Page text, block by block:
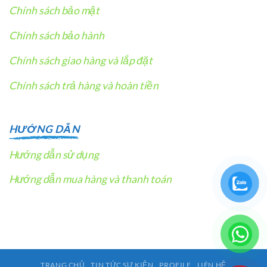
Chính sách bảo mật
Chính sách bảo hành
Chính sách giao hàng và lắp đặt
Chính sách trả hàng và hoàn tiền
HƯỚNG DẪN
Hướng dẫn sử dụng
Hướng dẫn mua hàng và thanh toán
TRANG CHỦ TIN TỨC SỰ KIỆN PROFILE LIÊN HỆ